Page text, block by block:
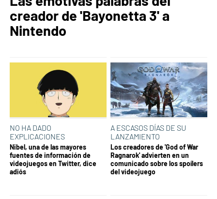
creador de 'Bayonetta 3' a
Nintendo
NO HA DADO
EXPLICACIONES
Nibel, una de las mayores
fuentes de información de
videojuegos en Twitter, dice
adiós
A ESCASOS DÍAS DE SU
LANZAMIENTO
Los creadores de 'God of War
Ragnarok' advierten en un
comunicado sobre los spoílers
del videojuego